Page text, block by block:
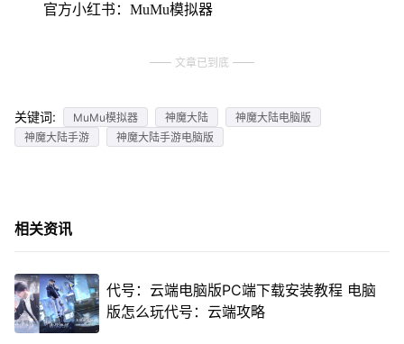
官方小红书：MuMu模拟器
文章已到底
关键词: MuMu模拟器 神魔大陆
神魔大陆电脑版
神魔大陆手游
神魔大陆手游电脑版
相关资讯
代号：云端电脑版PC端下载安装教程 电脑
版怎么玩代号：云端攻略